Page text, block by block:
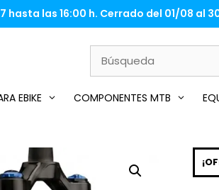
las 16:00 h. Cerrado del 01/08 al
EBIKE COMPONENTES MTB